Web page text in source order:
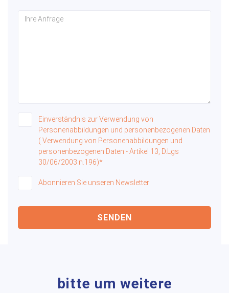
Einverständnis zur Verwendung von
Personenabbildungen und personenbezogenen Daten
( Verwendung von Personenabbildungen und
personenbezogenen Daten - Artikel 13, D.Lgs
30/06/2003 n.196)*
Abonnieren Sie unseren Newsletter
SENDEN
bitte um weitere